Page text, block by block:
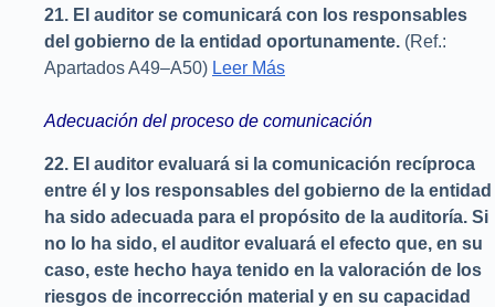
21. El auditor se comunicará con los responsables
del gobierno de la entidad oportunamente. (Ref.:
Apartados A49–A50) Leer Más
Adecuación del proceso de comunicación
22. El auditor evaluará si la comunicación recíproca
entre él y los responsables del gobierno de la entidad
ha sido adecuada para el propósito de la auditoría. Si
no lo ha sido, el auditor evaluará el efecto que, en su
caso, este hecho haya tenido en la valoración de los
riesgos de incorrección material y en su capacidad